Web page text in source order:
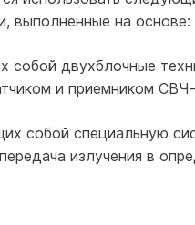
выполненные на основе:
двухблочные
и приемником
собой специальную
излучения в